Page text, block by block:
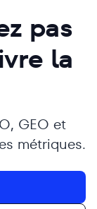
pas
la
GEO et
métriques.